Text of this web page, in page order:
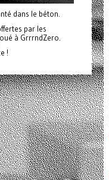
dans le béton.
par les
à GrrrndZero.
!